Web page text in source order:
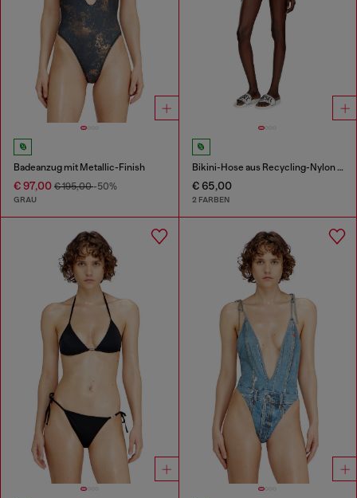
Badeanzug mit Metallic-Finish
€ 97,00 € 195,00-50%
GRAU
Bikini-Hose aus Recycling-Nylon mit Maxi-Logo
€ 65,00
2 FARBEN